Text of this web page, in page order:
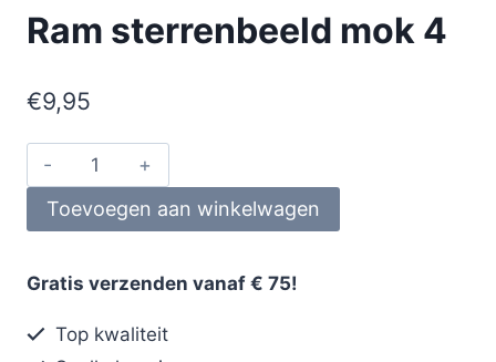
Ram sterrenbeeld mok 4
€9,95
Toevoegen aan winkelwagen
Gratis verzenden vanaf € 75!
Top kwaliteit